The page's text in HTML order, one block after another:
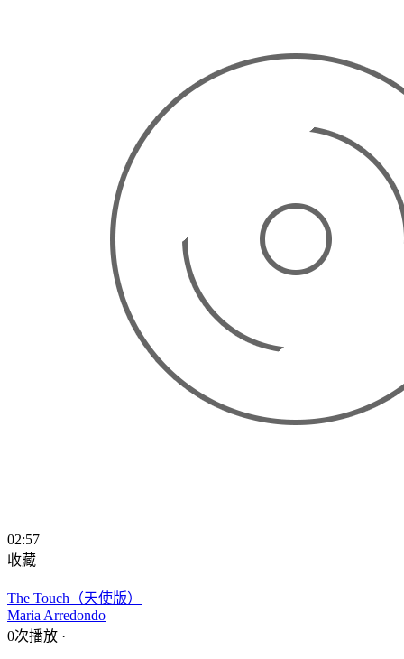
02:57
收藏
The Touch（天使版）
Maria Arredondo
0次播放 ·